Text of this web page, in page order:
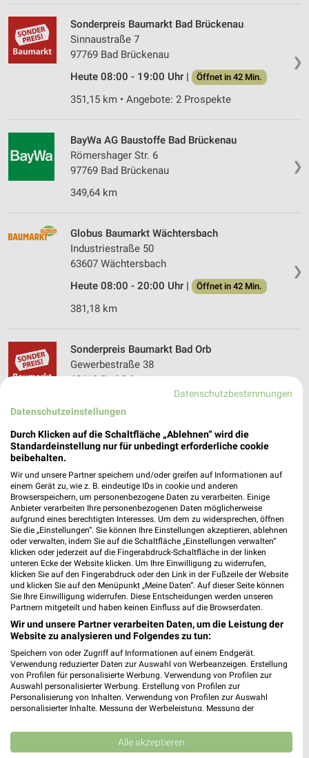
❯
Sonderpreis Baumarkt Bad Brückenau
Sinnaustraße 7
97769 Bad Brückenau
Heute 08:00 - 19:00 Uhr |
Öffnet in 42 Min.
351,15 km • Angebote: 2 Prospekte
❯
BayWa AG Baustoffe Bad Brückenau
Römershager Str. 6
97769 Bad Brückenau
349,64 km
❯
Globus Baumarkt Wächtersbach
Industriestraße 50
63607 Wächtersbach
Heute 08:00 - 20:00 Uhr |
Öffnet in 42 Min.
381,18 km
❯
Sonderpreis Baumarkt Bad Orb
Gewerbestraße 38
63619 Bad Orb
Schlitzer Straße 40
36272 Niederaula
Heute 08:00 - 19:00 Uhr |
Öffnet in 42 Min.
324,96 km • Angebote: 2 Prospekte
OBI Büdingen
Industriestr. 46
63654 Büdingen
Heute 08:00 - 20:00 Uhr | Öffnet in 42 Min.
388,99 km • Angebote: 1 Prospekt
❯
Rhön-Baukauf Bischofsheim a. d. Rhön
Bahnhofstraße 10
Heute 08:00 - 18:30 Uhr | Öffnet in 42 Min.
Datenschutzbestimmungen
Datenschutzeinstellungen
Durch Klicken auf die Schaltfläche „Ablehnen“ wird die
Standardeinstellung nur für unbedingt erforderliche cookie
beibehalten.
Wir und unsere Partner speichern und/oder greifen auf Informationen auf
einem Gerät zu, wie z. B. eindeutige IDs in cookie und anderen
Browserspeichern, um personenbezogene Daten zu verarbeiten. Einige
Anbieter verarbeiten Ihre personenbezogenen Daten möglicherweise
aufgrund eines berechtigten Interesses. Um dem zu widersprechen, öffnen
Sie die „Einstellungen“. Sie können Ihre Einstellungen akzeptieren, ablehnen
oder verwalten, indem Sie auf die Schaltfläche „Einstellungen verwalten“
klicken oder jederzeit auf die Fingerabdruck-Schaltfläche in der linken
unteren Ecke der Website klicken. Um Ihre Einwilligung zu widerrufen,
klicken Sie auf den Fingerabdruck oder den Link in der Fußzeile der Website
und klicken Sie auf den Menüpunkt „Meine Daten“. Auf dieser Seite können
Sie Ihre Einwilligung widerrufen. Diese Entscheidungen werden unseren
Partnern mitgeteilt und haben keinen Einfluss auf die Browserdaten.
Wir und unsere Partner verarbeiten Daten, um die Leistung der
Website zu analysieren und Folgendes zu tun:
Speichern von oder Zugriff auf Informationen auf einem Endgerät.
Verwendung reduzierter Daten zur Auswahl von Werbeanzeigen. Erstellung
von Profilen für personalisierte Werbung. Verwendung von Profilen zur
Auswahl personalisierter Werbung. Erstellung von Profilen zur
Personalisierung von Inhalten. Verwendung von Profilen zur Auswahl
personalisierter Inhalte. Messung der Werbeleistung. Messung der
Kombinationen von Daten aus verschiedenen Quellen. Entwicklung und
Verbesserung der Angebote. Verwendung reduzierter Daten zur Auswahl
von Inhalten.
Alle akzeptieren